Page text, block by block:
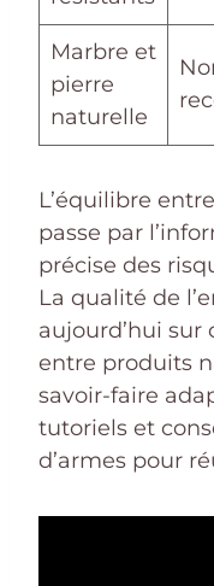
Marbre et
pierre
naturelle
L’équilibre entre
passe par
précise des
La qualité de
aujourd’hui
entre produits
savoir-faire
tutoriels et
d’armes pour